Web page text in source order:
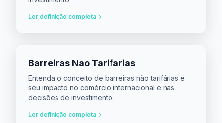
Ler definição completa
Barreiras Nao Tarifarias
Entenda o conceito de barreiras não tarifárias e
seu impacto no comércio internacional e nas
decisões de investimento.
Ler definição completa